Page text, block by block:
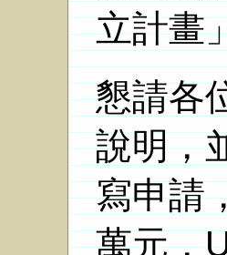
立計畫
懇請各
說明，
寫申請
萬元，